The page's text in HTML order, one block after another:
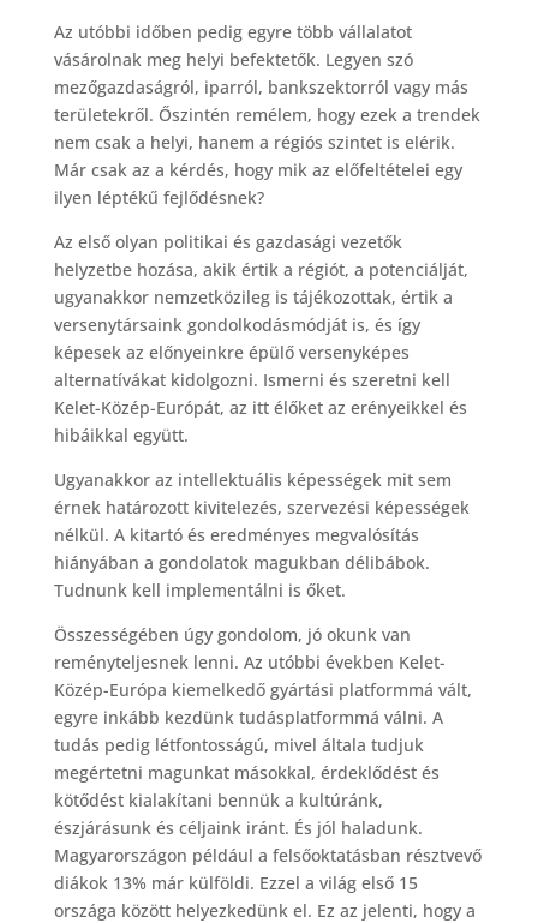
Az utóbbi időben pedig egyre több vállalatot
vásárolnak meg helyi befektetők. Legyen szó
mezőgazdaságról, iparról, bankszektorról vagy más
területekről. Őszintén remélem, hogy ezek a trendek
nem csak a helyi, hanem a régiós szintet is elérik.
Már csak az a kérdés, hogy mik az előfeltételei egy
ilyen léptékű fejlődésnek?
Az első olyan politikai és gazdasági vezetők
helyzetbe hozása, akik értik a régiót, a potenciálját,
ugyanakkor nemzetközileg is tájékozottak, értik a
versenytársaink gondolkodásmódját is, és így
képesek az előnyeinkre épülő versenyképes
alternatívákat kidolgozni. Ismerni és szeretni kell
Kelet-Közép-Európát, az itt élőket az erényeikkel és
hibáikkal együtt.
Ugyanakkor az intellektuális képességek mit sem
érnek határozott kivitelezés, szervezési képességek
nélkül. A kitartó és eredményes megvalósítás
hiányában a gondolatok magukban délibábok.
Tudnunk kell implementálni is őket.
Összességében úgy gondolom, jó okunk van
reményteljesnek lenni. Az utóbbi években Kelet-
Közép-Európa kiemelkedő gyártási platformmá vált,
egyre inkább kezdünk tudásplatformmá válni. A
tudás pedig létfontosságú, mivel általa tudjuk
megértetni magunkat másokkal, érdeklődést és
kötődést kialakítani bennük a kultúránk,
észjárásunk és céljaink iránt. És jól haladunk.
Magyarországon például a felsőoktatásban résztvevő
diákok 13% már külföldi. Ezzel a világ első 15
országa között helyezkedünk el. Ez az jelenti, hogy a